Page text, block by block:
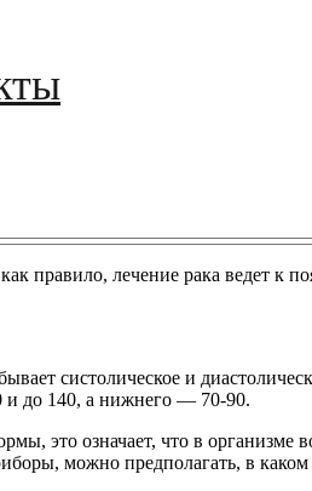
правило, лечение рака ведет
систолическое и
и до 140, а нижнего — 70-90.
это означает, что в организме
можно предполагать, в